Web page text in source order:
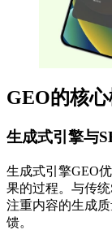
GEO的核
生成式引擎与
生成式引擎GEO
果的过程。与传
注重内容的生成
馈。